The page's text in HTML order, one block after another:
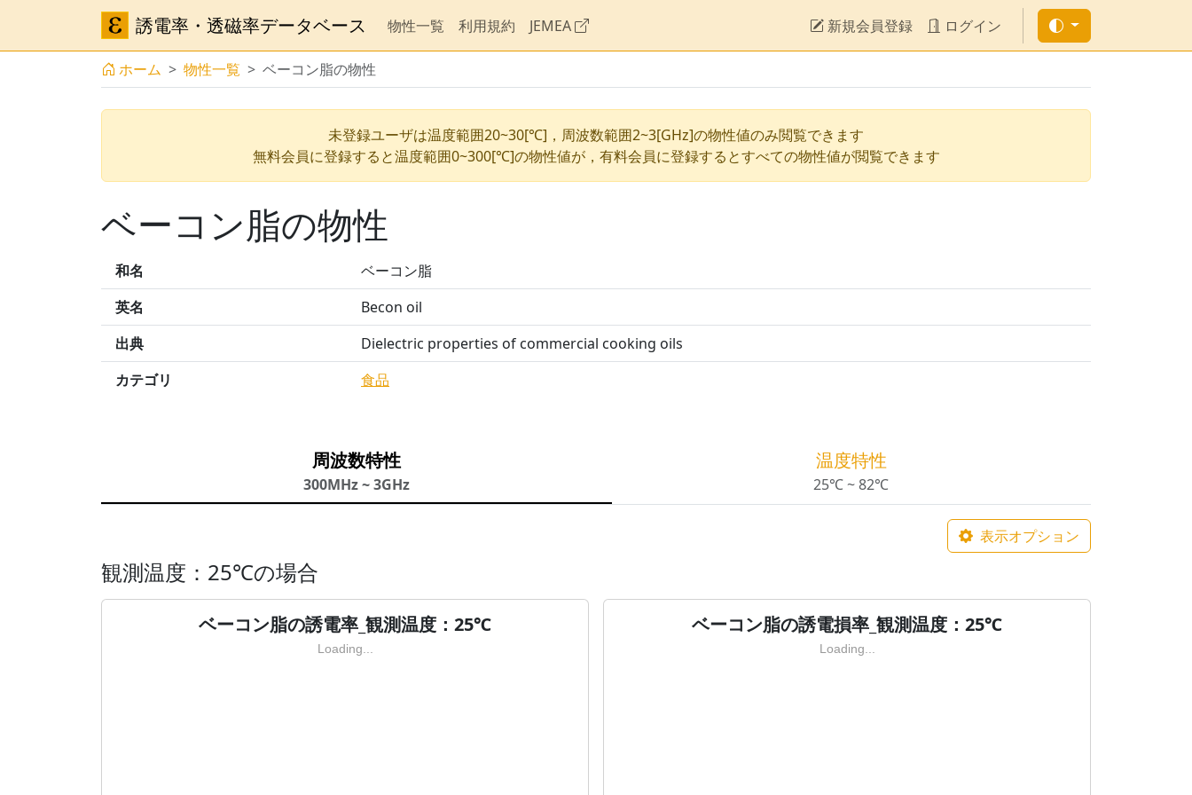
誘電率・透磁率データベース 物性一覧 利用規約 JEMEA 新規会員登録 ログイン
ホーム 物性一覧 ベーコン脂の物性
未登録ユーザは温度範囲20~30[℃]，周波数範囲2~3[GHz]の物性値のみ閲覧できます
無料会員に登録すると温度範囲0~300[℃]の物性値が，有料会員に登録するとすべての物性値が閲覧できます
ベーコン脂の物性
和名
ベーコン脂
英名
Becon oil
出典
Dielectric properties of commercial cooking oils
カテゴリ
食品
周波数特性
300MHz ~ 3GHz
温度特性
25℃ ~ 82℃
表示オプション
観測温度：25℃の場合
ベーコン脂の誘電率_観測温度：25℃
Loading...
ベーコン脂の誘電損率_観測温度：25℃
Loading...